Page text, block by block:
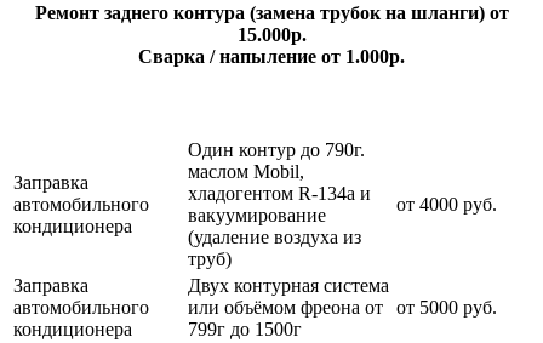
Ремонт заднего контура (замена трубок на шланги) от
15.000р.
Сварка / напыление от 1.000р.
Заправка
автомобильного
кондиционера
Один контур до 790г.
маслом Mobil,
хладогентом R-134a и
вакуумирование
(удаление воздуха из
труб)
от 4000 руб.
Заправка
автомобильного
кондиционера
Двух контурная система
или объёмом фреона от
799г до 1500г
от 5000 руб.